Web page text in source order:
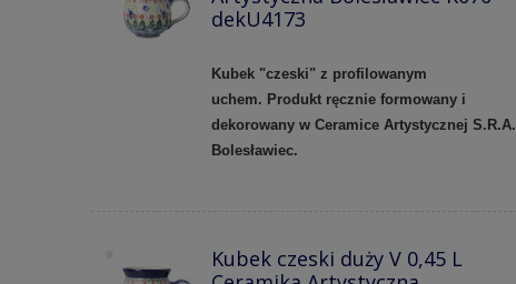
dekU4173
Kubek "czeski" z profilowanym
uchem. Produkt ręcznie formowany i
dekorowany w Ceramice Artystycznej S.R.A.
Bolesławiec.
Kubek czeski duży V 0,45 L